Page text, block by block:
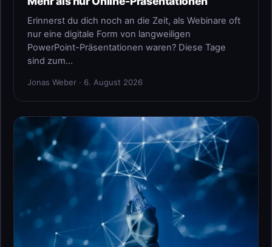
Erinnerst du dich noch an die Zeit, als Webinare oft
nur eine digitale Form von langweiligen
PowerPoint-Präsentationen waren? Diese Tage
sind zum…
Jonas Weber · 6. August 2026